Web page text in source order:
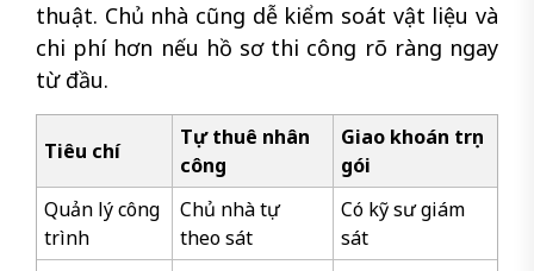
thuật. Chủ nhà cũng dễ kiểm soát vật liệu và
chi phí hơn nếu hồ sơ thi công rõ ràng ngay
từ đầu.
Tiêu chí
Tự thuê nhân
công
Giao khoán trọn
gói
Quản lý công
trình
Chủ nhà tự
theo sát
Có kỹ sư giám
sát